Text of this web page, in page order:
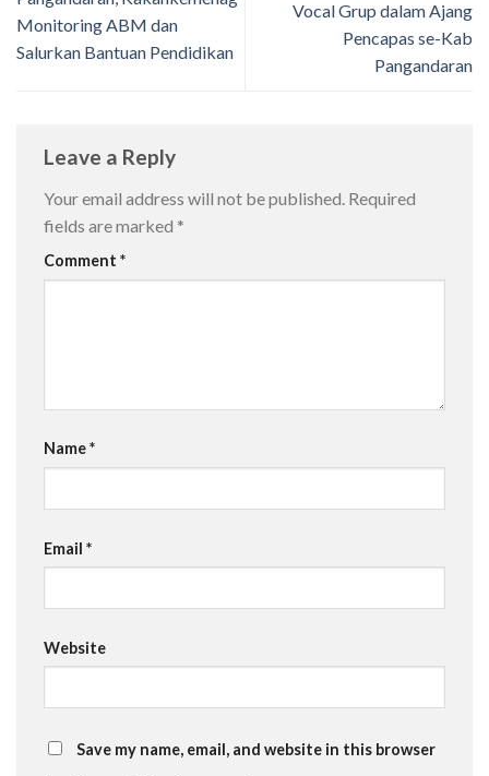
Monitoring ABM dan
Salurkan Bantuan Pendidikan
Vocal Grup dalam Ajang
Pencapas se-Kab
Pangandaran
Leave a Reply
Your email address will not be published. Required
fields are marked *
Comment *
Name*
Email *
Website
Save my name, email, and website in this browser